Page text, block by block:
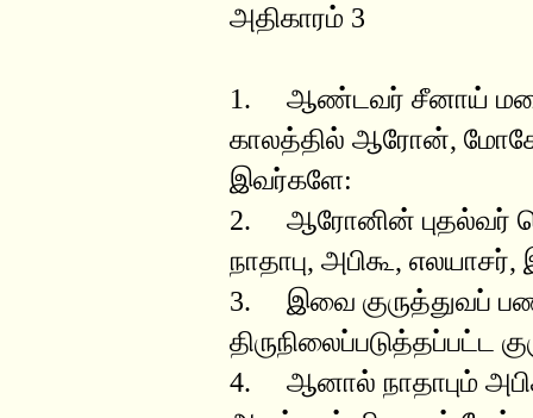
அதிகாரம் 3
1. ஆண்டவர் சீனாய்
காலத்தில் ஆரோன், மோசே
இவர்களே:
2. ஆரோனின் புதல்வர்
நாதாபு, அபிகூ,
3. இவை குருத்துவப்
திருநிலைப்படுத்தப்பட்ட
4. ஆனால் நாதாபும்